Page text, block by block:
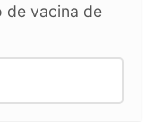
de vacina de